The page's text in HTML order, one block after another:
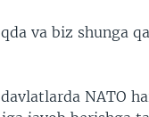
va biz shunga
NATO